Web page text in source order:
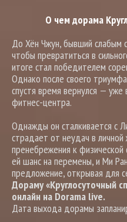
О чем дорама
До Хён Чжун, бывший слабым
чтобы превратиться в
итоге стал победителем
Однако после своего
спустя время вернулся —
фитнес-центра.
Однажды он сталкивается с
страдает от неудач в
пренебрежения к
ей шанс на перемены, и Ми
предложение, открывая для
Дораму «Круглосуточный
онлайн на Dorama live.
Дата выхода дорамы